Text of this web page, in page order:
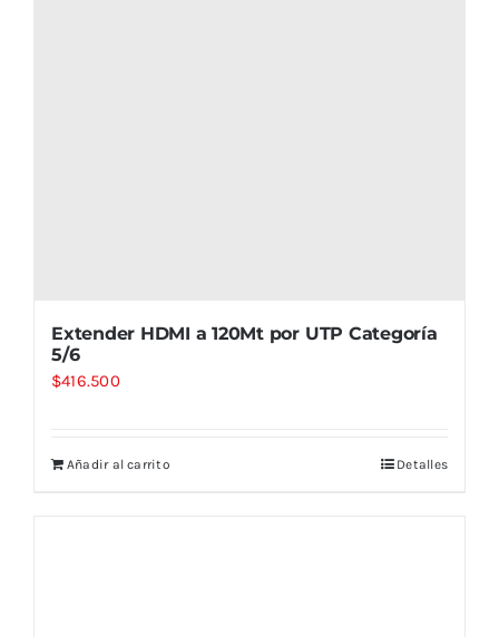
Extender HDMI a 120Mt por UTP Categoría
5/6
$416.500
Añadir al carrito Detalles